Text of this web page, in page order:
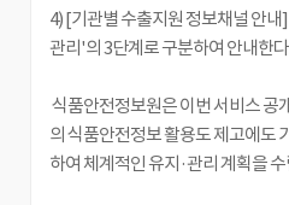
4) [기관별 수출지원 정보채널 안
관리'의 3단계로 구분하여 안내한
식품안전정보원은 이번 서비스 공
의 식품안전정보 활용도 제고에도
하여 체계적인 유지·관리 계획을